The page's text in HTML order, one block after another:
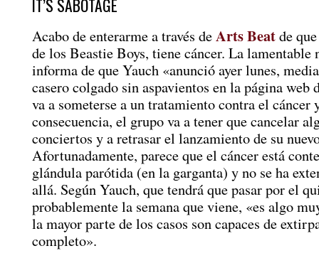
IT’S SABOTAGE
Acabo de enterarme a través deArts Beatde
de los Beastie Boys, tiene cáncer. La lamentable
informa de que Yauch «anunció ayer lunes,
casero colgado sin aspavientos en la página web
va a someterse a un tratamiento contra el cáncer
consecuencia, el grupo va a tener que cancelar
conciertos y a retrasar el lanzamiento de su
Afortunadamente, parece que el cáncer está
glándula parótida (en la garganta) y no se ha
allá. Según Yauch, que tendrá que pasar por el
probablemente la semana que viene, «es algo
la mayor parte de los casos son capaces de
completo».